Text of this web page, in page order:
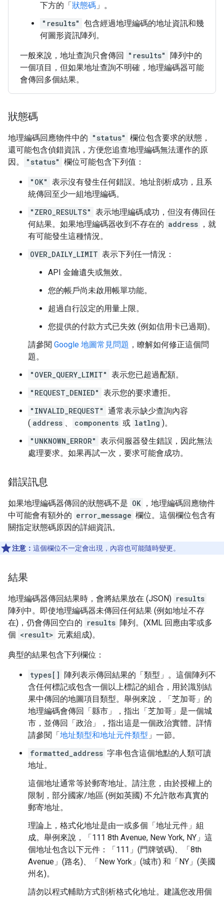
下方的「狀態碼 」。
"results" 包含經過地理編碼的地址資訊和幾
何圖形資訊陣列。
一般來說，地址查詢只會傳回 "results"
陣列中的
一個項目，但如果地址查詢不明確，地理編碼器可能
會傳回多個結果。
狀態碼
地理編碼回應物件中的 "status" 欄位包含要求的狀態，
還可能包含偵錯資訊，方便您追查地理編碼無法運作的原
因。
"status" 欄位可能包含下列值：
"OK" 表示沒有發生任何錯誤。地址剖析成功，且系
統傳回至少一組地理編碼。
"ZERO_RESULTS" 表示地理編碼成功，但沒有傳回任
何結果。如果地理編碼器收到不存在的 address ，就
有可能發生這種情況。
OVER_DAILY_LIMIT 表示下列任一情況：
API 金鑰遺失或無效。
您的帳戶尚未啟用帳單功能。
超過自行設定的用量上限。
您提供的付款方式已失效 (例如信用卡已過期)。
請參閱 Google 地圖常見問題 ，瞭解如何修正這個問
題。
"OVER_QUERY_LIMIT" 表示您已超過配額。
"REQUEST_DENIED" 表示您的要求遭拒。
"INVALID_REQUEST" 通常表示缺少查詢內容
( address 、 components 或 latlng )。
"UNKNOWN_ERROR" 表示伺服器發生錯誤，因此無法
處理要求。如果再試一次，要求可能會成功。
錯誤訊息
如果地理編碼器傳回的狀態碼不是 OK ，地理編碼回應物件
中可能會有額外的 error_message 欄位。這個欄位包含有
關指定狀態碼原因的詳細資訊。
注意： 這個欄位不一定會出現，內容也可能隨時變更。
結果
地理編碼器傳回結果時，會將結果放在 (JSON) results
陣列中。即使地理編碼器未傳回任何結果 (例如地址不存
在)，仍會傳回空白的 results 陣列。(XML 回應由零或多
個 <result> 元素組成)。
典型的結果包含下列欄位：
types[] 陣列表示傳回結果的「類型」 。這個陣列不
含任何標記或包含一個以上標記的組合，用於識別結
果中傳回的地圖項目類型。舉例來說，「芝加哥」的
地理編碼會傳回「縣市」，指出「芝加哥」是一個城
市，並傳回「政治」，指出這是一個政治實體。詳情
請參閱「地址類型和地址元件類型 」一節。
formatted_address 字串包含這個地點的人類可讀
地址。
這個地址通常等於郵寄地址。請注意，由於授權上的
限制，部分國家/地區 (例如英國) 不允許散布真實的
郵寄地址。
理論上，格式化地址是由一或多個「地址元件」 組
成。舉例來說，「111 8th Avenue, New York, NY」這
個地址包含以下元件：「111」(門牌號碼)、「8th
Avenue」(路名)、「New York」(城市) 和「NY」(美國
州名)。
請勿以程式輔助方式剖析格式化地址。建議您改用個